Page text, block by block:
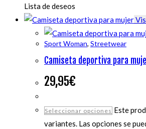
Lista de deseos
Sport Woman, Streetwear
Camiseta deportiva para
29,95€
Seleccionar opciones Este
variantes. Las opciones se